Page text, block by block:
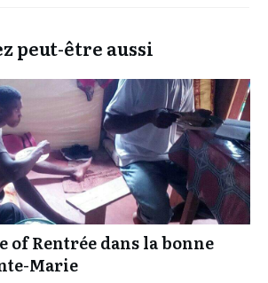
peut-être aussi
of Rentrée dans la bonne
Marie